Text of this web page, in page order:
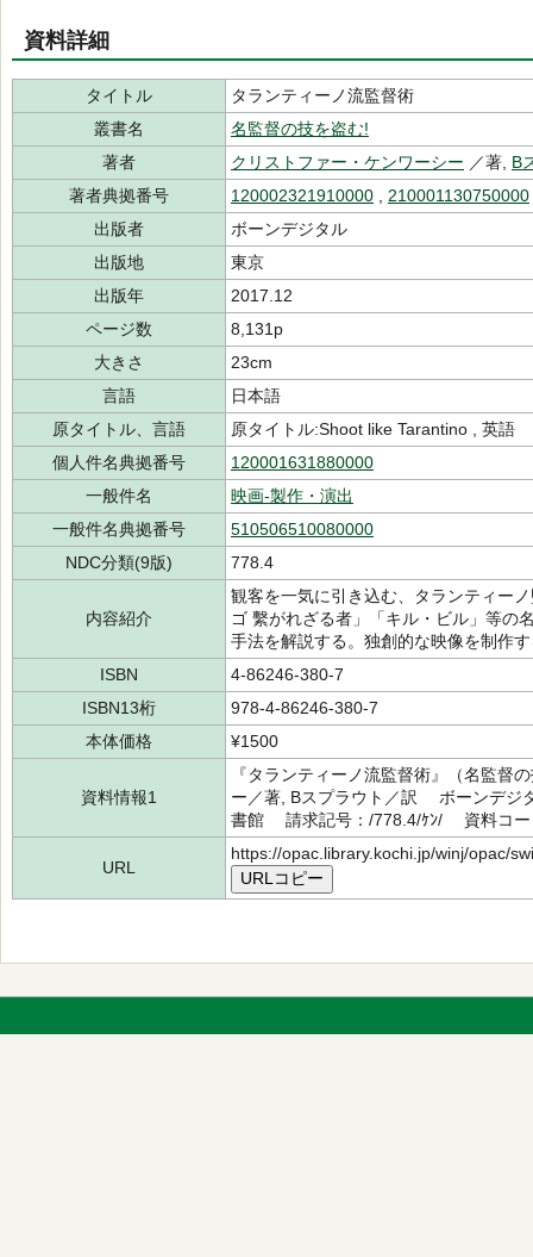
資料詳細
タイトル
タランティーノ流監督術
叢書名
名監督の技を盗む!
著者
クリストファー・ケンワーシー ／著, B
著者典拠番号
120002321910000
210001130750000
出版者
ボーンデジタル
出版地
東京
出版年
2017.12
ページ数
8,131p
大きさ
23cm
言語
日本語
原タイトル、言語
原タイトル:Shoot like Tarantino , 英語
個人件名典拠番号
120001631880000
一般件名
映画-製作・演出
一般件名典拠番号
510506510080000
NDC分類(9版)
778.4
内容紹介
観客を一気に引き込む、タランティー
ゴ 繫がれざる者」「キル・ビル」等の
手法を解説する。独創的な映像を制作
ISBN
4-86246-380-7
ISBN13桁
978-4-86246-380-7
本体価格
¥1500
資料情報1
『タランティーノ流監督術』（名監
ー／著, Bスプラウト／訳 ボーンデジ
書館 請求記号：/778.4/ｹﾝ/ 資料コー
URL
https://opac.library.kochi.jp/winj/opac/
URLコピー